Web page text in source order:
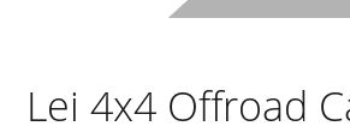
Lei 4x4 Offroad